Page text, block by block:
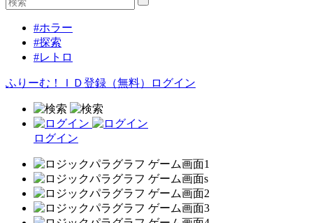
#ホラー
#探索
#レトロ
ふりーむ！ＩＤ登録（無料） ログイン
ログイン